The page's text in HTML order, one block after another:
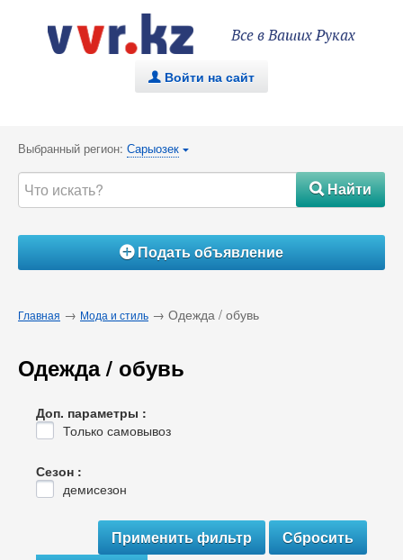
Все в Ваших Руках
. Войти на сайт
Выбранный регион: Сарыозек {
#Найти
ÁПодать объявление
Главная → Мода и стиль → Одежда / обувь
Одежда / обувь
Доп. параметры :
Только самовывоз
Сезон :
демисезон